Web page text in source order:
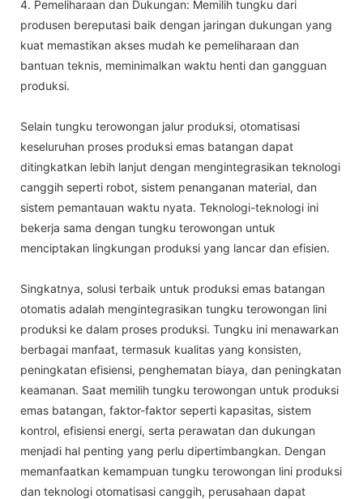
4. Pemeliharaan dan Dukungan: Memilih tungku dari
produsen bereputasi baik dengan jaringan dukungan yang
kuat memastikan akses mudah ke pemeliharaan dan
bantuan teknis, meminimalkan waktu henti dan gangguan
produksi.
Selain tungku terowongan jalur produksi, otomatisasi
keseluruhan proses produksi emas batangan dapat
ditingkatkan lebih lanjut dengan mengintegrasikan teknologi
canggih seperti robot, sistem penanganan material, dan
sistem pemantauan waktu nyata. Teknologi-teknologi ini
bekerja sama dengan tungku terowongan untuk
menciptakan lingkungan produksi yang lancar dan efisien.
Singkatnya, solusi terbaik untuk produksi emas batangan
otomatis adalah mengintegrasikan tungku terowongan lini
produksi ke dalam proses produksi. Tungku ini menawarkan
berbagai manfaat, termasuk kualitas yang konsisten,
peningkatan efisiensi, penghematan biaya, dan peningkatan
keamanan. Saat memilih tungku terowongan untuk produksi
emas batangan, faktor-faktor seperti kapasitas, sistem
kontrol, efisiensi energi, serta perawatan dan dukungan
menjadi hal penting yang perlu dipertimbangkan. Dengan
memanfaatkan kemampuan tungku terowongan lini produksi
dan teknologi otomatisasi canggih, perusahaan dapat